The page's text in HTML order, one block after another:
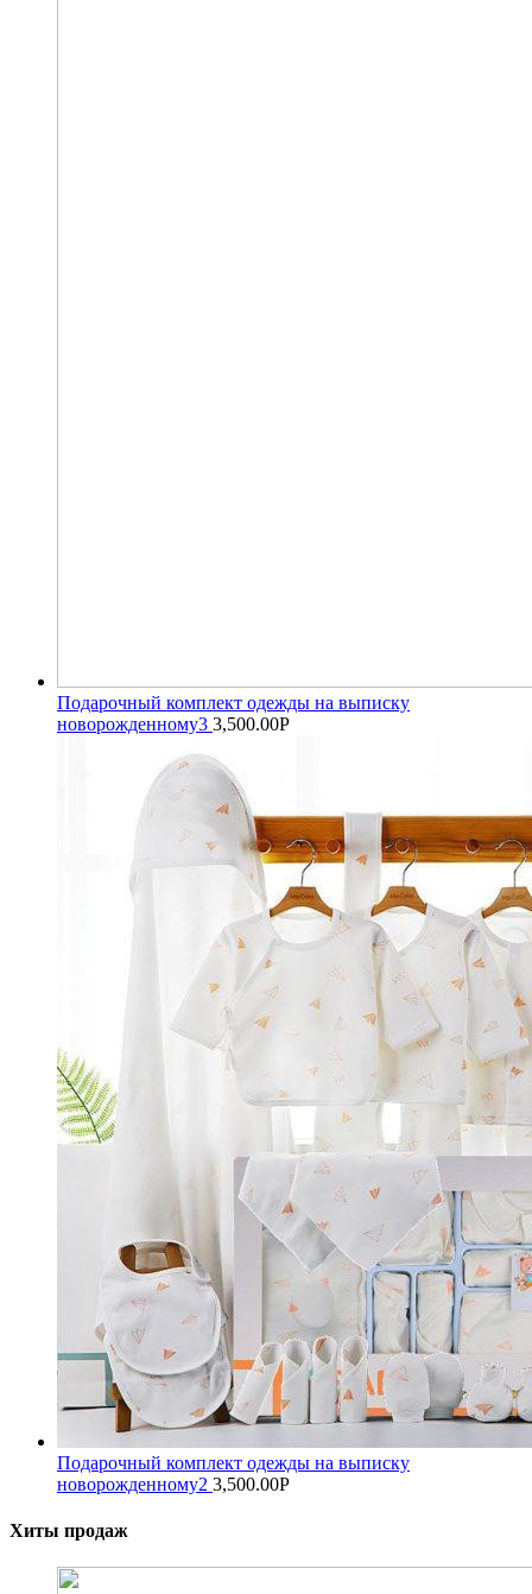
Подарочный комплект одежды на выписку
новорожденному3 3,500.00Р
Подарочный комплект одежды на выписку
новорожденному2 3,500.00Р
Хиты продаж